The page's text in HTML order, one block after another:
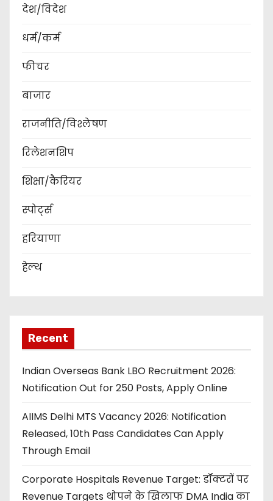
देश/विदेश
धर्म/कर्म
फीचर
बाजार
राजनीति/विश्लेषण
रिलेशनशिप
शिक्षा/कैरियर
स्पोर्ट्स
हरियाणा
हेल्थ
Recent
Indian Overseas Bank LBO Recruitment 2026:
Notification Out for 250 Posts, Apply Online
AIIMS Delhi MTS Vacancy 2026: Notification
Released, 10th Pass Candidates Can Apply
Through Email
Corporate Hospitals Revenue Target: डॉक्टरों पर
Revenue Targets थोपने के खिलाफ DMA India का